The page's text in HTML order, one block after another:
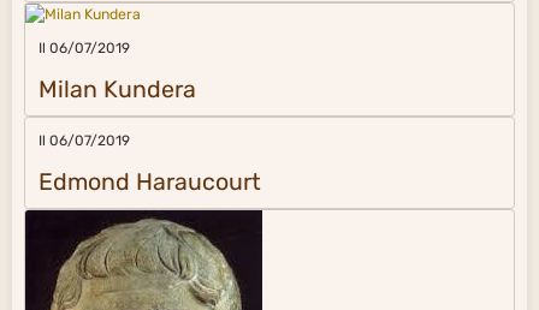
Il 06/07/2019
Milan Kundera
Il 06/07/2019
Edmond Haraucourt